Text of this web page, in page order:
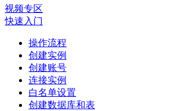
视频专区
快速入门
操作流程
创建实例
创建账号
连接实例
白名单设置
创建数据库和表